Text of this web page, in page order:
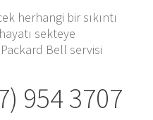
herhangi bir sıkıntı
sekteye
Bell servisi
954 3707